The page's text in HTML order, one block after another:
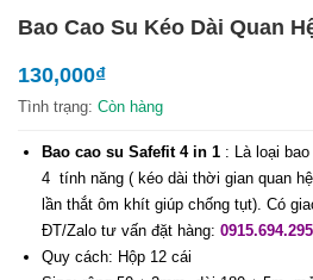
Bao Cao Su Kéo Dài Quan
130,000₫
Tình trạng: Còn hàng
Bao cao su Safefit 4 in 1 : Là loại
4 tính năng ( kéo dài thời gian quan
lần thắt ôm khít giúp chống tụt). Có
ĐT/Zalo tư vấn đặt hàng:
Quy cách: Hộp 12 cái